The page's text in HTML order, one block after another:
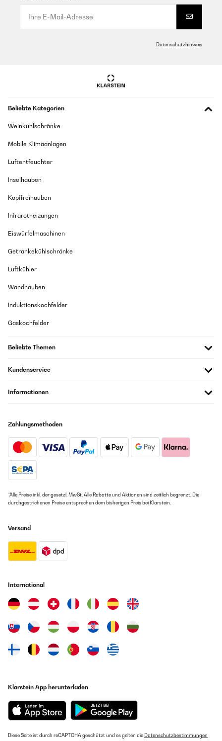
Datenschutzhinweis
Beliebte Kategorien
Weinkühlschränke
Mobile Klimaanlagen
Luftentfeuchter
Inselhauben
Kopffreihauben
Infrarotheizungen
Eiswürfelmaschinen
Getränkekühlschränke
Luftkühler
Wandhauben
Induktionskochfelder
Gaskochfelder
Beliebte Themen
Kundenservice
Informationen
Zahlungsmethoden
*Alle Preise inkl. der gesetzl. MwSt. Alle Rabatte und Aktionen sind zeitlich begrenzt. Die
durchgestrichenen Preise entsprechen dem bisherigen Preis bei Klarstein.
Versand
International
Klarstein App herunterladen
Diese Seite ist durch reCAPTCHA geschützt und es gelten die Datenschutzbestimmungen